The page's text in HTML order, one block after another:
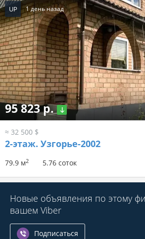
UP 1 день назад
95 823 р.
≈ 32 500 $
2-этаж. Узгорье-2002
79.9 м2 5.76 соток
Новые объявления по этому
вашем Viber
Подписаться